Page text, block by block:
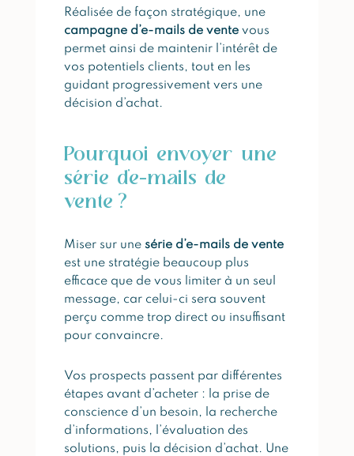
Réalisée de façon stratégique, une
campagne d’e-mails de ventevous
permet ainsi de maintenir l’intérêt de
vos potentiels clients, tout en les
guidant progressivement vers une
décision d’achat.
Pourquoi envoyer une
série d’e-mails de
vente ?
Miser sur une série d’e-mails de vente
est une stratégie beaucoup plus
efficace que de vous limiter à un seul
message, car celui-ci sera souvent
perçu comme trop direct ou insuffisant
pour convaincre.
Vos prospects passent par différentes
étapes avant d’acheter : la prise de
conscience d’un besoin, la recherche
d’informations, l’évaluation des
solutions, puis la décision d’achat. Une